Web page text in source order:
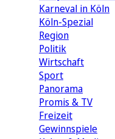
Karneval in Köln
Köln-Spezial
Region
Politik
Wirtschaft
Sport
Panorama
Promis & TV
Freizeit
Gewinnspiele